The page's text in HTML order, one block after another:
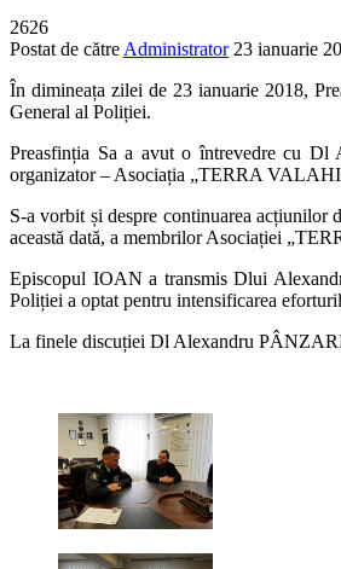
2626
Postat de către Administrator 23 ianuarie
În dimineața zilei de 23 ianuarie 2018,
General al Poliției.
Preasfinția Sa a avut o întrevedre cu Dl
organizator – Asociația „TERRA
S-a vorbit și despre continuarea acțiunilor
această dată, a membrilor Asociației
Episcopul IOAN a transmis Dlui
Poliției a optat pentru intensificarea
La finele discuției Dl Alexandru